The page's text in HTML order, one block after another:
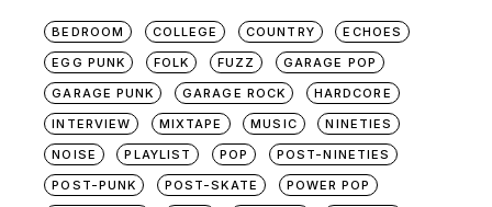
BEDROOM COLLEGE COUNTRY
ECHOES
EGG PUNK
FOLK FUZZ
GARAGE POP
GARAGE PUNK
GARAGE ROCK
HARDCORE
INTERVIEW
MIXTAPE MUSIC
NINETIES
NOISE
PLAYLIST POP
POST-NINETIES
POST-PUNK
POST-SKATE
POWER POP